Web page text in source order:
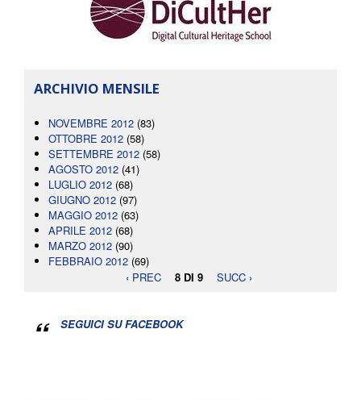
ARCHIVIO MENSILE
NOVEMBRE 2012 (83)
OTTOBRE 2012 (58)
SETTEMBRE 2012 (58)
AGOSTO 2012 (41)
LUGLIO 2012 (68)
GIUGNO 2012 (97)
MAGGIO 2012 (63)
APRILE 2012 (68)
MARZO 2012 (90)
FEBBRAIO 2012 (69)
‹ PREC
8 DI 9 SUCC ›
SEGUICI SU FACEBOOK